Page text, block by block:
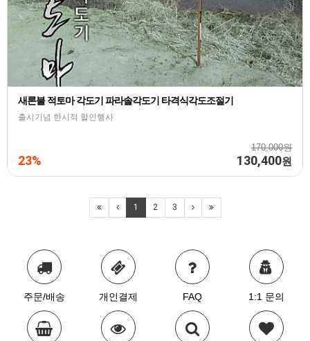
새론불 적토마 각도기 파라솔각도기 타격식각도조절기
출시기념 한시적 할인행사
170,000원
23% 130,400원
1 2 3
주문/배송 개인결제 FAQ 1:1 문의